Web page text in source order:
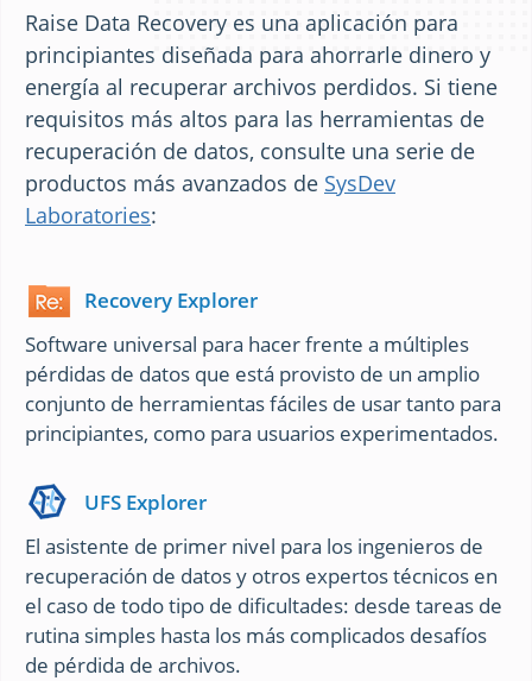
Raise Data Recovery es una aplicación para
principiantes diseñada para ahorrarle dinero y
energía al recuperar archivos perdidos. Si tiene
requisitos más altos para las herramientas de
recuperación de datos, consulte una serie de
productos más avanzados de SysDev
Laboratories:
Recovery Explorer
Software universal para hacer frente a múltiples
pérdidas de datos que está provisto de un amplio
conjunto de herramientas fáciles de usar tanto para
principiantes, como para usuarios experimentados.
UFS Explorer
El asistente de primer nivel para los ingenieros de
recuperación de datos y otros expertos técnicos en
el caso de todo tipo de dificultades: desde tareas de
rutina simples hasta los más complicados desafíos
de pérdida de archivos.